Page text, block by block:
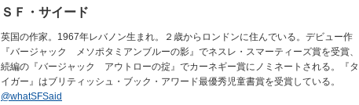
ＳＦ・サイード
英国の作家。1967年レバノン生まれ。２歳からロンドンに住んでいる。デビュー作
『バージャック メソポタミアンブルーの影』でネスレ・スマーティーズ賞を受賞、
続編の『バージャック アウトローの掟』でカーネギー賞にノミネートされる。『タ
イガー』はブリティッシュ・ブック・アワード最優秀児童書賞を受賞している。
@whatSFSaid